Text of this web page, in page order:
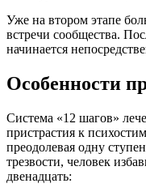
Уже на втором этапе
встречи сообщества.
начинается
Особенности
Система «12 шагов»
пристрастия к
преодолевая одну
трезвости, человек
двенадцать: